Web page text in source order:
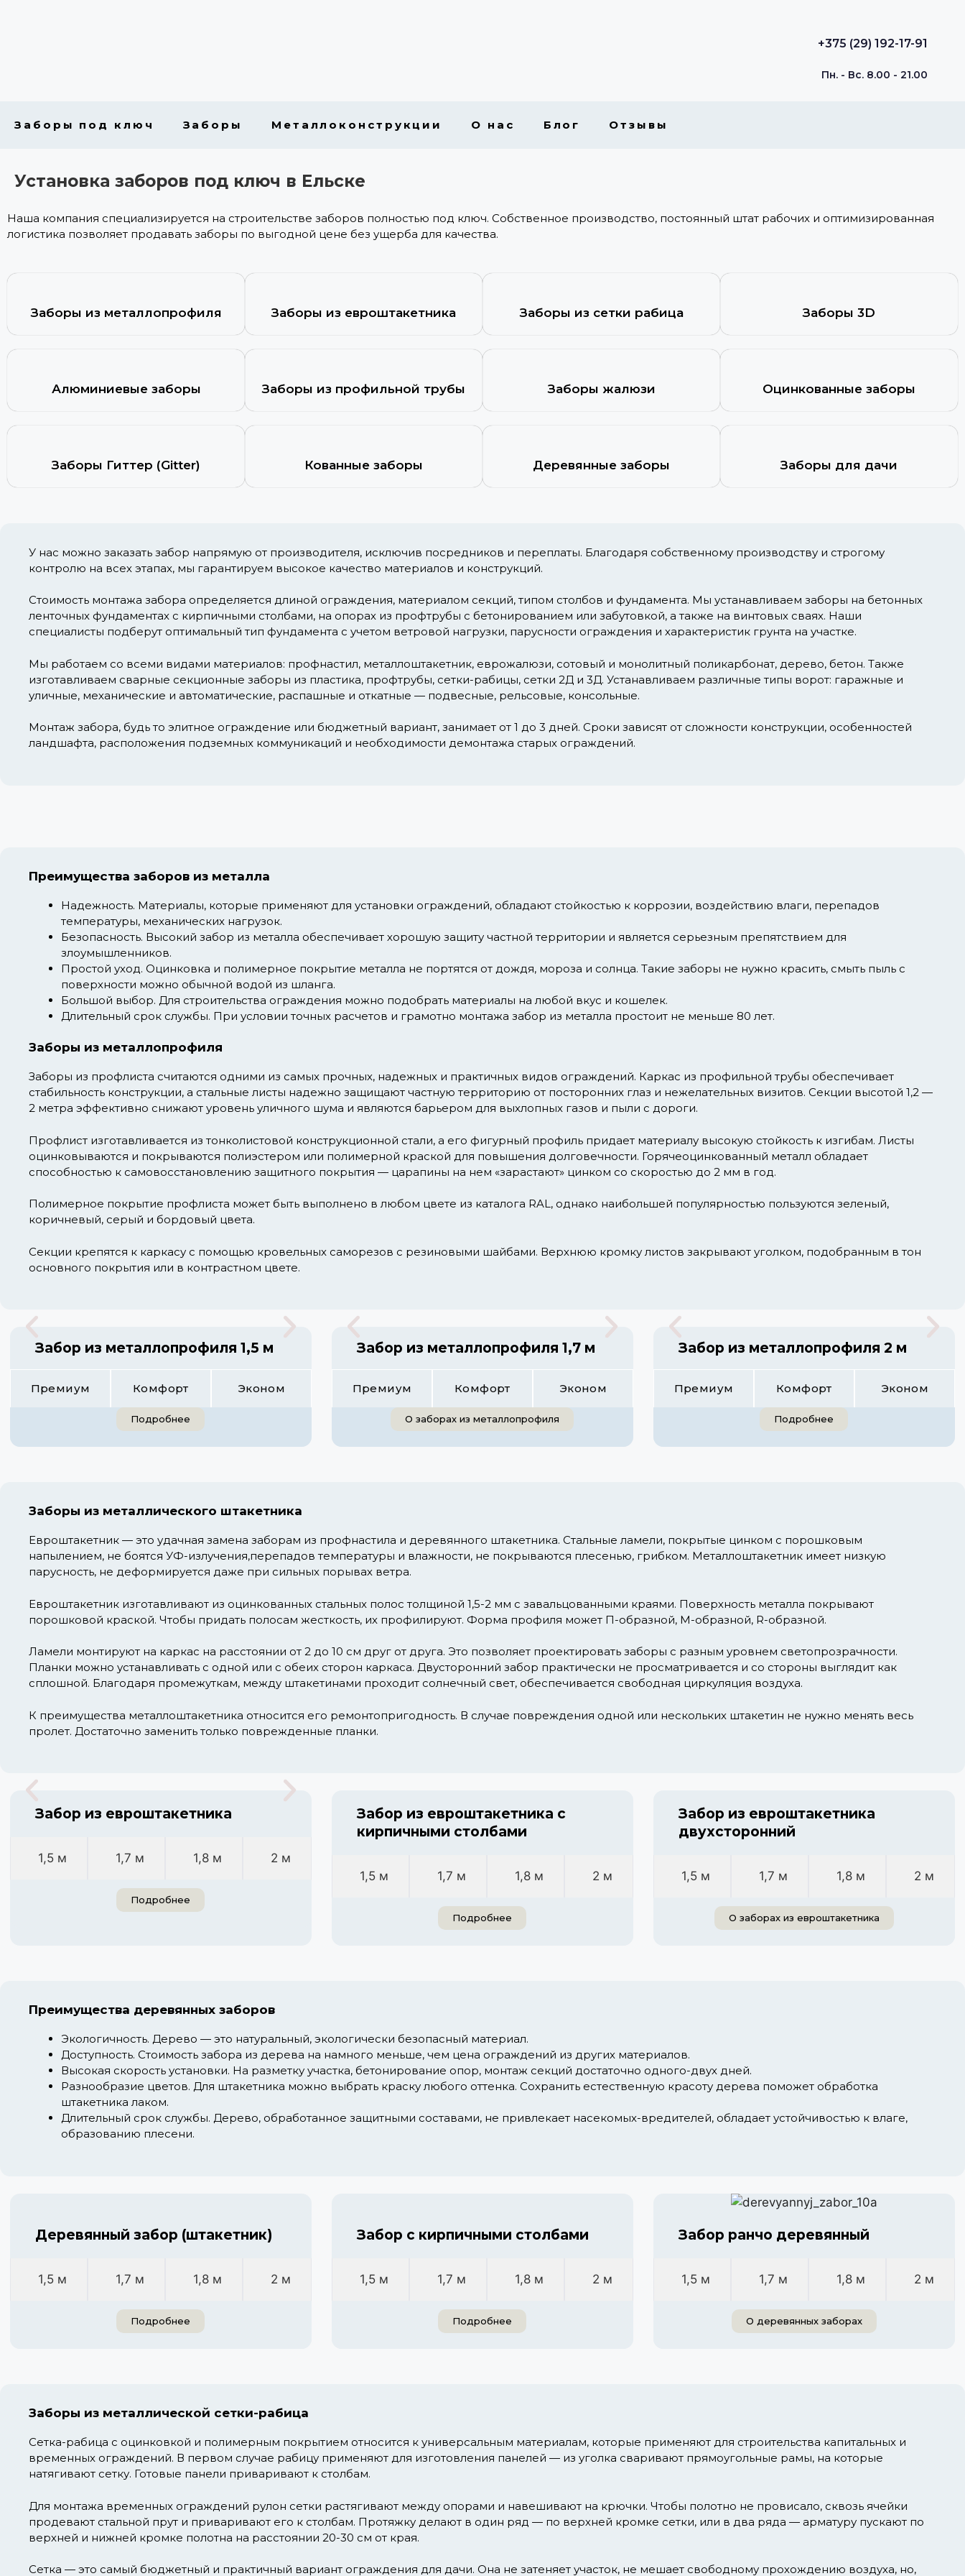
+375 (29) 192-17-91
Пн. - Вс. 8.00 - 21.00
Заборы под ключ Заборы Металлоконструкции О нас Блог Отзывы
Установка заборов под ключ в Ельске
Наша компания специализируется на строительстве заборов полностью под ключ. Собственное производство, постоянный штат рабочих и оптимизированная
логистика позволяет продавать заборы по выгодной цене без ущерба для качества.
Заборы из металлопрофиля Заборы из евроштакетника Заборы из сетки рабица Заборы 3D
Алюминиевые заборы Заборы из профильной трубы Заборы жалюзи Оцинкованные заборы
Заборы Гиттер (Gitter) Кованные заборы Деревянные заборы Заборы для дачи
У нас можно заказать забор напрямую от производителя, исключив посредников и переплаты. Благодаря собственному производству и строгому
контролю на всех этапах, мы гарантируем высокое качество материалов и конструкций.
Стоимость монтажа забора определяется длиной ограждения, материалом секций, типом столбов и фундамента. Мы устанавливаем заборы на бетонных
ленточных фундаментах с кирпичными столбами, на опорах из профтрубы с бетонированием или забутовкой, а также на винтовых сваях. Наши
специалисты подберут оптимальный тип фундамента с учетом ветровой нагрузки, парусности ограждения и характеристик грунта на участке.
Мы работаем со всеми видами материалов: профнастил, металлоштакетник, еврожалюзи, сотовый и монолитный поликарбонат, дерево, бетон. Также
изготавливаем сварные секционные заборы из пластика, профтрубы, сетки-рабицы, сетки 2Д и 3Д. Устанавливаем различные типы ворот: гаражные и
уличные, механические и автоматические, распашные и откатные — подвесные, рельсовые, консольные.
Монтаж забора, будь то элитное ограждение или бюджетный вариант, занимает от 1 до 3 дней. Сроки зависят от сложности конструкции, особенностей
ландшафта, расположения подземных коммуникаций и необходимости демонтажа старых ограждений.
Преимущества заборов из металла
Надежность. Материалы, которые применяют для установки ограждений, обладают стойкостью к коррозии, воздействию влаги, перепадов
температуры, механических нагрузок.
Безопасность. Высокий забор из металла обеспечивает хорошую защиту частной территории и является серьезным препятствием для
злоумышленников.
Простой уход. Оцинковка и полимерное покрытие металла не портятся от дождя, мороза и солнца. Такие заборы не нужно красить, смыть пыль с
поверхности можно обычной водой из шланга.
Большой выбор. Для строительства ограждения можно подобрать материалы на любой вкус и кошелек.
Длительный срок службы. При условии точных расчетов и грамотно монтажа забор из металла простоит не меньше 80 лет.
Заборы из металлопрофиля
Заборы из профлиста считаются одними из самых прочных, надежных и практичных видов ограждений. Каркас из профильной трубы обеспечивает
стабильность конструкции, а стальные листы надежно защищают частную территорию от посторонних глаз и нежелательных визитов. Секции высотой 1,2 —
2 метра эффективно снижают уровень уличного шума и являются барьером для выхлопных газов и пыли с дороги.
Профлист изготавливается из тонколистовой конструкционной стали, а его фигурный профиль придает материалу высокую стойкость к изгибам. Листы
оцинковываются и покрываются полиэстером или полимерной краской для повышения долговечности. Горячеоцинкованный металл обладает
способностью к самовосстановлению защитного покрытия — царапины на нем «зарастают» цинком со скоростью до 2 мм в год.
Полимерное покрытие профлиста может быть выполнено в любом цвете из каталога RAL, однако наибольшей популярностью пользуются зеленый,
коричневый, серый и бордовый цвета.
Секции крепятся к каркасу с помощью кровельных саморезов с резиновыми шайбами. Верхнюю кромку листов закрывают уголком, подобранным в тон
основного покрытия или в контрастном цвете.
Забор из металлопрофиля 1,5 м
Премиум Комфорт Эконом
Подробнее
Забор из металлопрофиля 1,7 м
Премиум Комфорт Эконом
О заборах из металлопрофиля
Забор из металлопрофиля 2 м
Премиум Комфорт Эконом
Подробнее
Заборы из металлического штакетника
Евроштакетник — это удачная замена заборам из профнастила и деревянного штакетника. Стальные ламели, покрытые цинком с порошковым
напылением, не боятся УФ-излучения,перепадов температуры и влажности, не покрываются плесенью, грибком. Металлоштакетник имеет низкую
парусность, не деформируется даже при сильных порывах ветра.
Евроштакетник изготавливают из оцинкованных стальных полос толщиной 1,5-2 мм с завальцованными краями. Поверхность металла покрывают
порошковой краской. Чтобы придать полосам жесткость, их профилируют. Форма профиля может П-образной, М-образной, R-образной.
Ламели монтируют на каркас на расстоянии от 2 до 10 см друг от друга. Это позволяет проектировать заборы с разным уровнем светопрозрачности.
Планки можно устанавливать с одной или с обеих сторон каркаса. Двусторонний забор практически не просматривается и со стороны выглядит как
сплошной. Благодаря промежуткам, между штакетинами проходит солнечный свет, обеспечивается свободная циркуляция воздуха.
К преимущества металлоштакетника относится его ремонтопригодность. В случае повреждения одной или нескольких штакетин не нужно менять весь
пролет. Достаточно заменить только поврежденные планки.
Забор из евроштакетника
1,5 м 1,7 м 1,8 м 2 м
Подробнее
Забор из евроштакетника с
кирпичными столбами
1,5 м 1,7 м 1,8 м 2 м
Подробнее
Забор из евроштакетника
двухсторонний
1,5 м 1,7 м 1,8 м 2 м
О заборах из евроштакетника
Преимущества деревянных заборов
Экологичность. Дерево — это натуральный, экологически безопасный материал.
Доступность. Стоимость забора из дерева на намного меньше, чем цена ограждений из других материалов.
Высокая скорость установки. На разметку участка, бетонирование опор, монтаж секций достаточно одного-двух дней.
Разнообразие цветов. Для штакетника можно выбрать краску любого оттенка. Сохранить естественную красоту дерева поможет обработка
штакетника лаком.
Длительный срок службы. Дерево, обработанное защитными составами, не привлекает насекомых-вредителей, обладает устойчивостью к влаге,
образованию плесени.
Деревянный забор (штакетник)
1,5 м 1,7 м 1,8 м 2 м
Подробнее
Забор с кирпичными столбами
1,5 м 1,7 м 1,8 м 2 м
Подробнее
Забор ранчо деревянный
1,5 м 1,7 м 1,8 м 2 м
О деревянных заборах
Заборы из металлической сетки-рабица
Сетка-рабица с оцинковкой и полимерным покрытием относится к универсальным материалам, которые применяют для строительства капитальных и
временных ограждений. В первом случае рабицу применяют для изготовления панелей — из уголка сваривают прямоугольные рамы, на которые
натягивают сетку. Готовые панели приваривают к столбам.
Для монтажа временных ограждений рулон сетки растягивают между опорами и навешивают на крючки. Чтобы полотно не провисало, сквозь ячейки
продевают стальной прут и приваривают его к столбам. Протяжку делают в один ряд — по верхней кромке сетки, или в два ряда — арматуру пускают по
верхней и нижней кромке полотна на расстоянии 20-30 см от края.
Сетка — это самый бюджетный и практичный вариант ограждения для дачи. Она не затеняет участок, не мешает свободному прохождению воздуха, но,